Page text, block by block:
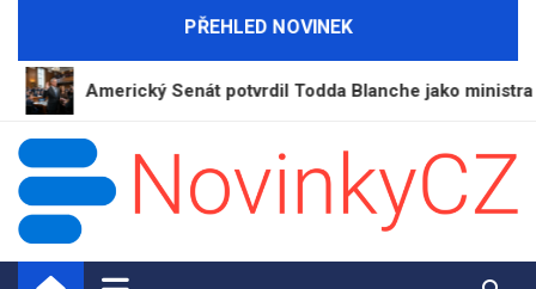
content
PŘEHLED NOVINEK
Americký Senát potvrdil Todda Blanche jako ministra
NovinkyCZ.cz
Magazín novinek a informací